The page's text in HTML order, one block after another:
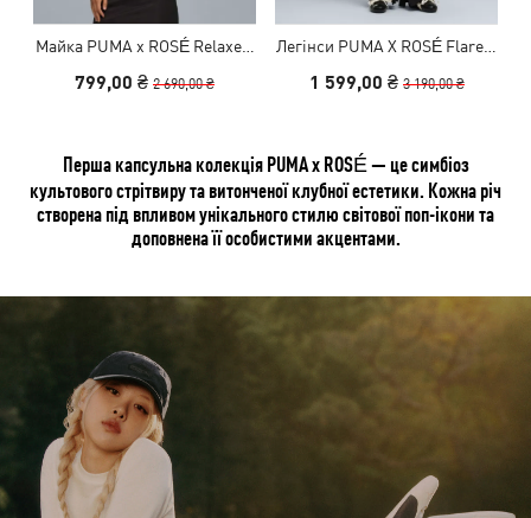
Майка PUMA x ROSÉ Relaxe…
799,00 ₴ 2 690,00 ₴
Легінси PUMA X ROSÉ Flare…
1 599,00 ₴ 3 190,00 ₴
Перша капсульна колекція PUMA x ROSÉ — це симбіоз
культового стрітвиру та витонченої клубної естетики. Кожна річ
створена під впливом унікального стилю світової поп-ікони та
доповнена її особистими акцентами.